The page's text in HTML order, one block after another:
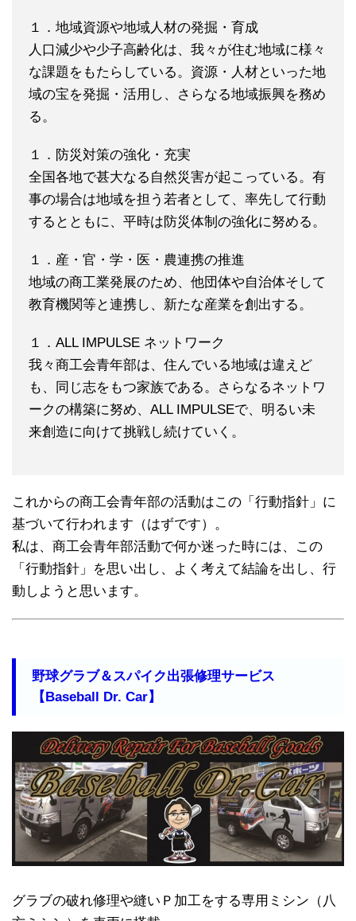
１．地域資源や地域人材の発掘・育成
人口減少や少子高齢化は、我々が住む地域に様々
な課題をもたらしている。資源・人材といった地
域の宝を発掘・活用し、さらなる地域振興を務め
る。
１．防災対策の強化・充実
全国各地で甚大なる自然災害が起こっている。有
事の場合は地域を担う若者として、率先して行動
するとともに、平時は防災体制の強化に努める。
１．産・官・学・医・農連携の推進
地域の商工業発展のため、他団体や自治体そして
教育機関等と連携し、新たな産業を創出する。
１．ALL IMPULSE ネットワーク
我々商工会青年部は、住んでいる地域は違えど
も、同じ志をもつ家族である。さらなるネットワ
ークの構築に努め、ALL IMPULSEで、明るい未
来創造に向けて挑戦し続けていく。
これからの商工会青年部の活動はこの「行動指針」に
基づいて行われます（はずです）。
私は、商工会青年部活動で何か迷った時には、この
「行動指針」を思い出し、よく考えて結論を出し、行
動しようと思います。
野球グラブ＆スパイク出張修理サービス
【Baseball Dr. Car】
グラブの破れ修理や縫いＰ加工をする専用ミシン（八